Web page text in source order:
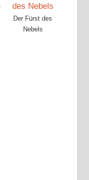
Der Fürst des
Nebels